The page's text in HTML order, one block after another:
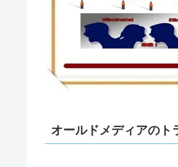
オールドメディアのト